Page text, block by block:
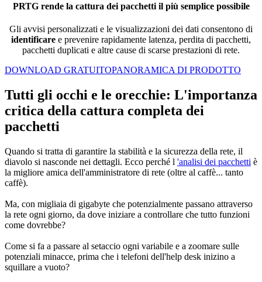
PRTG rende la cattura dei pacchetti il più semplice possibile
Gli avvisi personalizzati e le visualizzazioni dei dati consentono di
identificare e prevenire rapidamente latenza, perdita di pacchetti,
pacchetti duplicati e altre cause di scarse prestazioni di rete.
DOWNLOAD GRATUITOPANORAMICA DI PRODOTTO
Tutti gli occhi e le orecchie: L'importanza
critica della cattura completa dei
pacchetti
Quando si tratta di garantire la stabilità e la sicurezza della rete, il
diavolo si nasconde nei dettagli. Ecco perché l 'analisi dei pacchetti è
la migliore amica dell'amministratore di rete (oltre al caffè... tanto
caffè).
Ma, con migliaia di gigabyte che potenzialmente passano attraverso
la rete ogni giorno, da dove iniziare a controllare che tutto funzioni
come dovrebbe?
Come si fa a passare al setaccio ogni variabile e a zoomare sulle
potenziali minacce, prima che i telefoni dell'help desk inizino a
squillare a vuoto?